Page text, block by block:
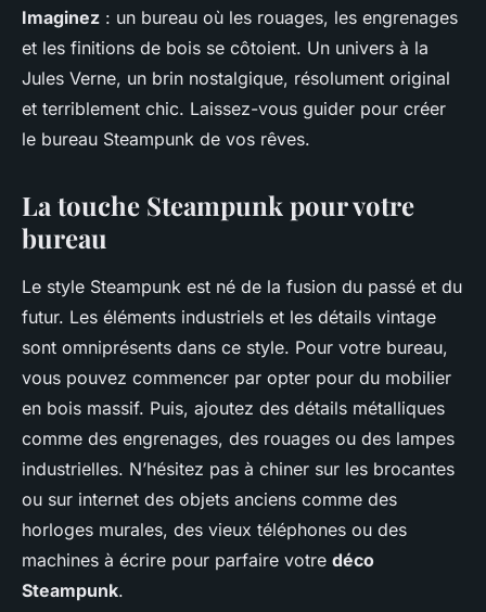
Imaginez : un bureau où les rouages, les engrenages
et les finitions de bois se côtoient. Un univers à la
Jules Verne, un brin nostalgique, résolument original
et terriblement chic. Laissez-vous guider pour créer
le bureau Steampunk de vos rêves.
La touche Steampunk pour votre
bureau
Le style Steampunk est né de la fusion du passé et du
futur. Les éléments industriels et les détails vintage
sont omniprésents dans ce style. Pour votre bureau,
vous pouvez commencer par opter pour du mobilier
en bois massif. Puis, ajoutez des détails métalliques
comme des engrenages, des rouages ou des lampes
industrielles. N’hésitez pas à chiner sur les brocantes
ou sur internet des objets anciens comme des
horloges murales, des vieux téléphones ou des
machines à écrire pour parfaire votre déco
Steampunk.